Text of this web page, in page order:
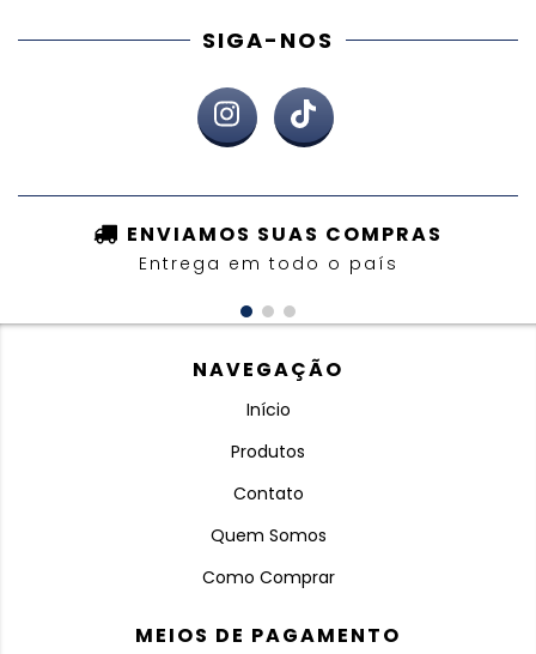
SIGA-NOS
ENVIAMOS SUAS COMPRAS
Entrega em todo o país
NAVEGAÇÃO
Início
Produtos
Contato
Quem Somos
Como Comprar
MEIOS DE PAGAMENTO